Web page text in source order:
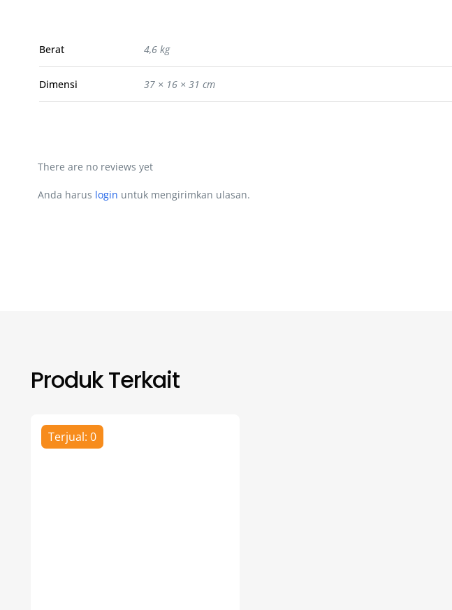
Berat 4,6 kg
Dimensi 37 × 16 × 31 cm
There are no reviews yet
Anda harus login untuk mengirimkan ulasan.
Produk Terkait
Terjual: 0